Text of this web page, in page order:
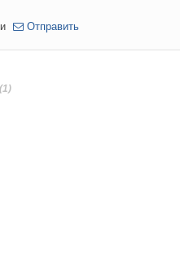
Отправить
(1)